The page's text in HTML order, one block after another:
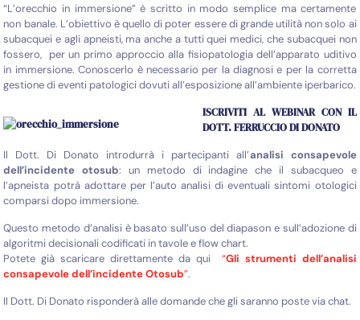
“L’orecchio in immersione” è scritto in modo semplice ma certamente
non banale. L’obiettivo è quello di poter essere di grande utilità non solo ai
subacquei e agli apneisti, ma anche a tutti quei medici, che subacquei non
fossero, per un primo approccio alla fisiopatologia dell’apparato uditivo
in immersione. Conoscerlo è necessario per la diagnosi e per la corretta
gestione di eventi patologici dovuti all’esposizione all’ambiente iperbarico.
ISCRIVITI AL WEBINAR CON IL
DOTT. FERRUCCIO DI DONATO
Il Dott. Di Donato introdurrà i partecipanti all’analisi consapevole
dell’incidente otosub: un metodo di indagine che il subacqueo e
l’apneista potrà adottare per l’auto analisi di eventuali sintomi otologici
comparsi dopo immersione.
Questo metodo d’analisi è basato sull’uso del diapason e sull’adozione di
algoritmi decisionali codificati in tavole e flow chart.
Potete già scaricare direttamente da qui “Gli strumenti dell’analisi
consapevole dell’incidente Otosub”.
Il Dott. Di Donato risponderà alle domande che gli saranno poste via chat.